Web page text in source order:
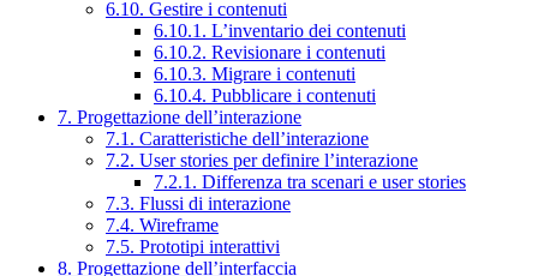
6.10. Gestire i contenuti
6.10.1. L’inventario dei contenuti
6.10.2. Revisionare i contenuti
6.10.3. Migrare i contenuti
6.10.4. Pubblicare i contenuti
7. Progettazione dell’interazione
7.1. Caratteristiche dell’interazione
7.2. User stories per definire l’interazione
7.2.1. Differenza tra scenari e user stories
7.3. Flussi di interazione
7.4. Wireframe
7.5. Prototipi interattivi
8. Progettazione dell’interfaccia